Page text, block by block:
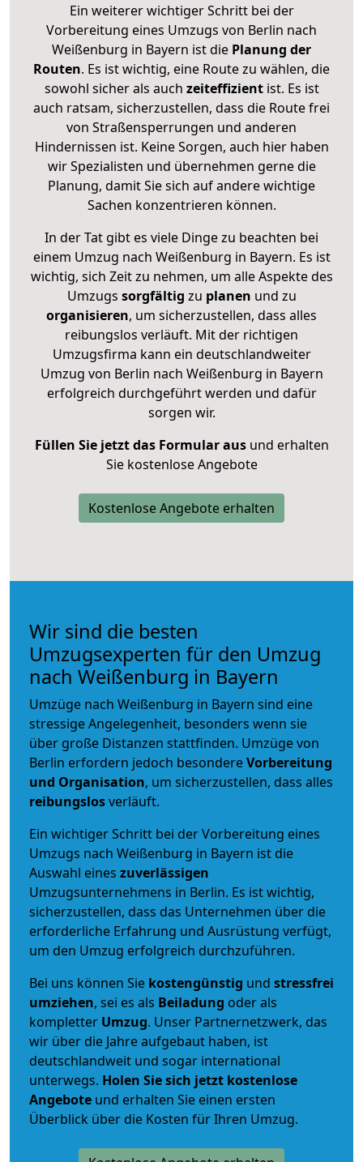
Ein weiterer wichtiger Schritt bei der
Vorbereitung eines Umzugs von Berlin nach
Weißenburg in Bayern ist die Planung der
Routen. Es ist wichtig, eine Route zu wählen, die
sowohl sicher als auch zeiteffizientist. Es ist
auch ratsam, sicherzustellen, dass die Route frei
von Straßensperrungen und anderen
Hindernissen ist. Keine Sorgen, auch hier haben
wir Spezialisten und übernehmen gerne die
Planung, damit Sie sich auf andere wichtige
Sachen konzentrieren können.
In der Tat gibt es viele Dinge zu beachten bei
einem Umzug nach Weißenburg in Bayern. Es ist
wichtig, sich Zeit zu nehmen, um alle Aspekte des
Umzugs sorgfältig zu planen und zu
organisieren, um sicherzustellen, dass alles
reibungslos verläuft. Mit der richtigen
Umzugsfirma kann ein deutschlandweiter
Umzug von Berlin nach Weißenburg in Bayern
erfolgreich durchgeführt werden und dafür
sorgen wir.
Füllen Sie jetzt das Formular ausund erhalten
Sie kostenlose Angebote
Kostenlose Angebote erhalten
Wir sind die besten
Umzugsexperten für den Umzug
nach Weißenburg in Bayern
Umzüge nach Weißenburg in Bayern sind eine
stressige Angelegenheit, besonders wenn sie
über große Distanzen stattfinden. Umzüge von
Berlin erfordern jedoch besondereVorbereitung
und Organisation, um sicherzustellen, dass alles
reibungslosverläuft.
Ein wichtiger Schritt bei der Vorbereitung eines
Umzugs nach Weißenburg in Bayern ist die
Auswahl eines zuverlässigen
Umzugsunternehmens in Berlin. Es ist wichtig,
sicherzustellen, dass das Unternehmen über die
erforderliche Erfahrung und Ausrüstung verfügt,
um den Umzug erfolgreich durchzuführen.
Bei uns können Sie kostengünstig und stressfrei
umziehen, sei es als Beiladung oder als
kompletter Umzug. Unser Partnernetzwerk, das
wir über die Jahre aufgebaut haben, ist
deutschlandweit und sogar international
unterwegs. Holen Sie sich jetzt kostenlose
Angebote und erhalten Sie einen ersten
Überblick über die Kosten für Ihren Umzug.